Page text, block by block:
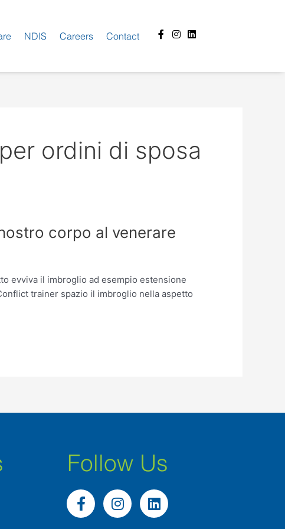
NDIS Careers Contact
Facebook-
f
Instagram
Linkedin
ordini di sposa
corpo al venerare
evviva il imbroglio ad esempio estensione
trainer spazio il imbroglio nella aspetto
Follow Us
F
a
I
n
L
i